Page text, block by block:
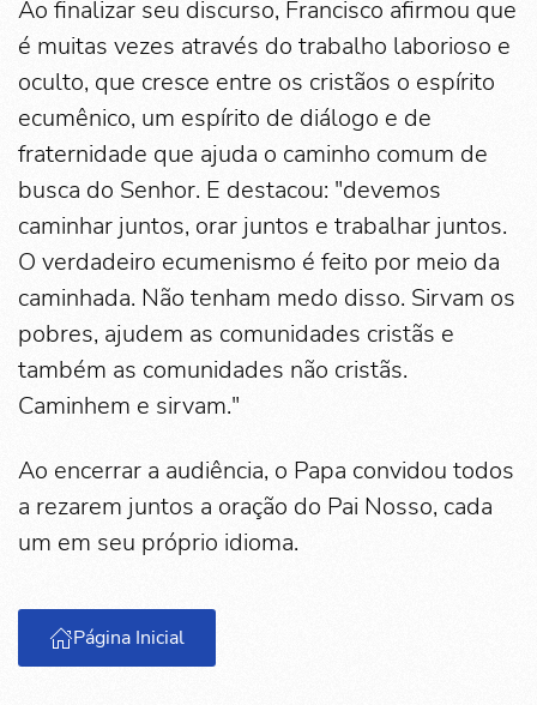
Ao finalizar seu discurso, Francisco afirmou que
é muitas vezes através do trabalho laborioso e
oculto, que cresce entre os cristãos o espírito
ecumênico, um espírito de diálogo e de
fraternidade que ajuda o caminho comum de
busca do Senhor. E destacou: "devemos
caminhar juntos, orar juntos e trabalhar juntos.
O verdadeiro ecumenismo é feito por meio da
caminhada. Não tenham medo disso. Sirvam os
pobres, ajudem as comunidades cristãs e
também as comunidades não cristãs.
Caminhem e sirvam."
Ao encerrar a audiência, o Papa convidou todos
a rezarem juntos a oração do Pai Nosso, cada
um em seu próprio idioma.
Página Inicial